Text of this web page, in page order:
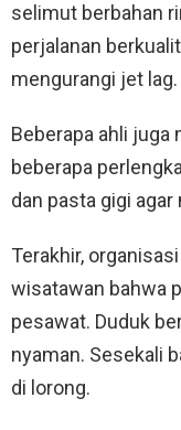
selimut berbahan
perjalanan
mengurangi jet lag.
Beberapa ahli
beberapa
dan pasta gigi
Terakhir,
wisatawan bahwa
pesawat. Duduk
nyaman. Sesekali
di lorong.